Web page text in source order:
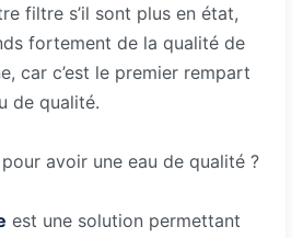
filtre s’il sont plus en état,
fortement de la qualité de
car c’est le premier rempart
de qualité.
avoir une eau de qualité ?
est une solution permettant